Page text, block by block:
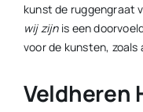
kunst de ruggengraat
wij zijnis een
voor de kunsten, zoals
Veldheren